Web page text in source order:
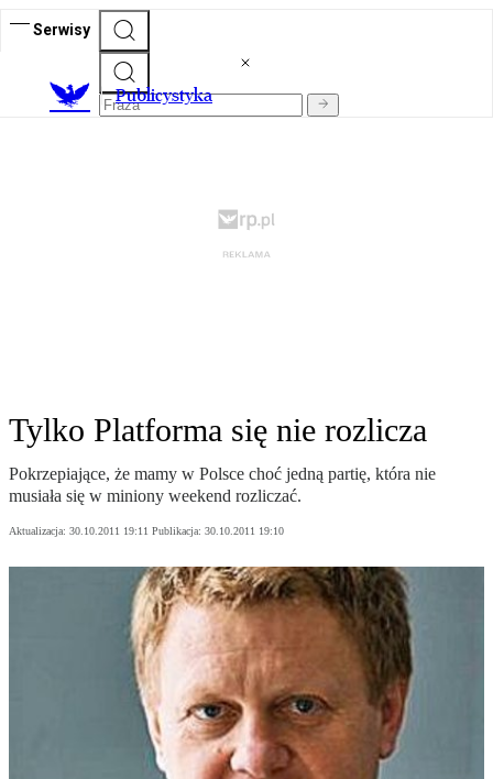
Serwisy
Publicystyka
Tylko Platforma się nie rozlicza
Pokrzepiające, że mamy w Polsce choć jedną partię, która nie
musiała się w miniony weekend rozliczać.
Aktualizacja: 30.10.2011 19:11 Publikacja: 30.10.2011 19:10